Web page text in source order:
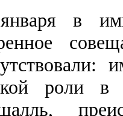
в
роли в